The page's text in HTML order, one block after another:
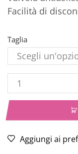
Facilità di
Taglia
Aggiungi ai